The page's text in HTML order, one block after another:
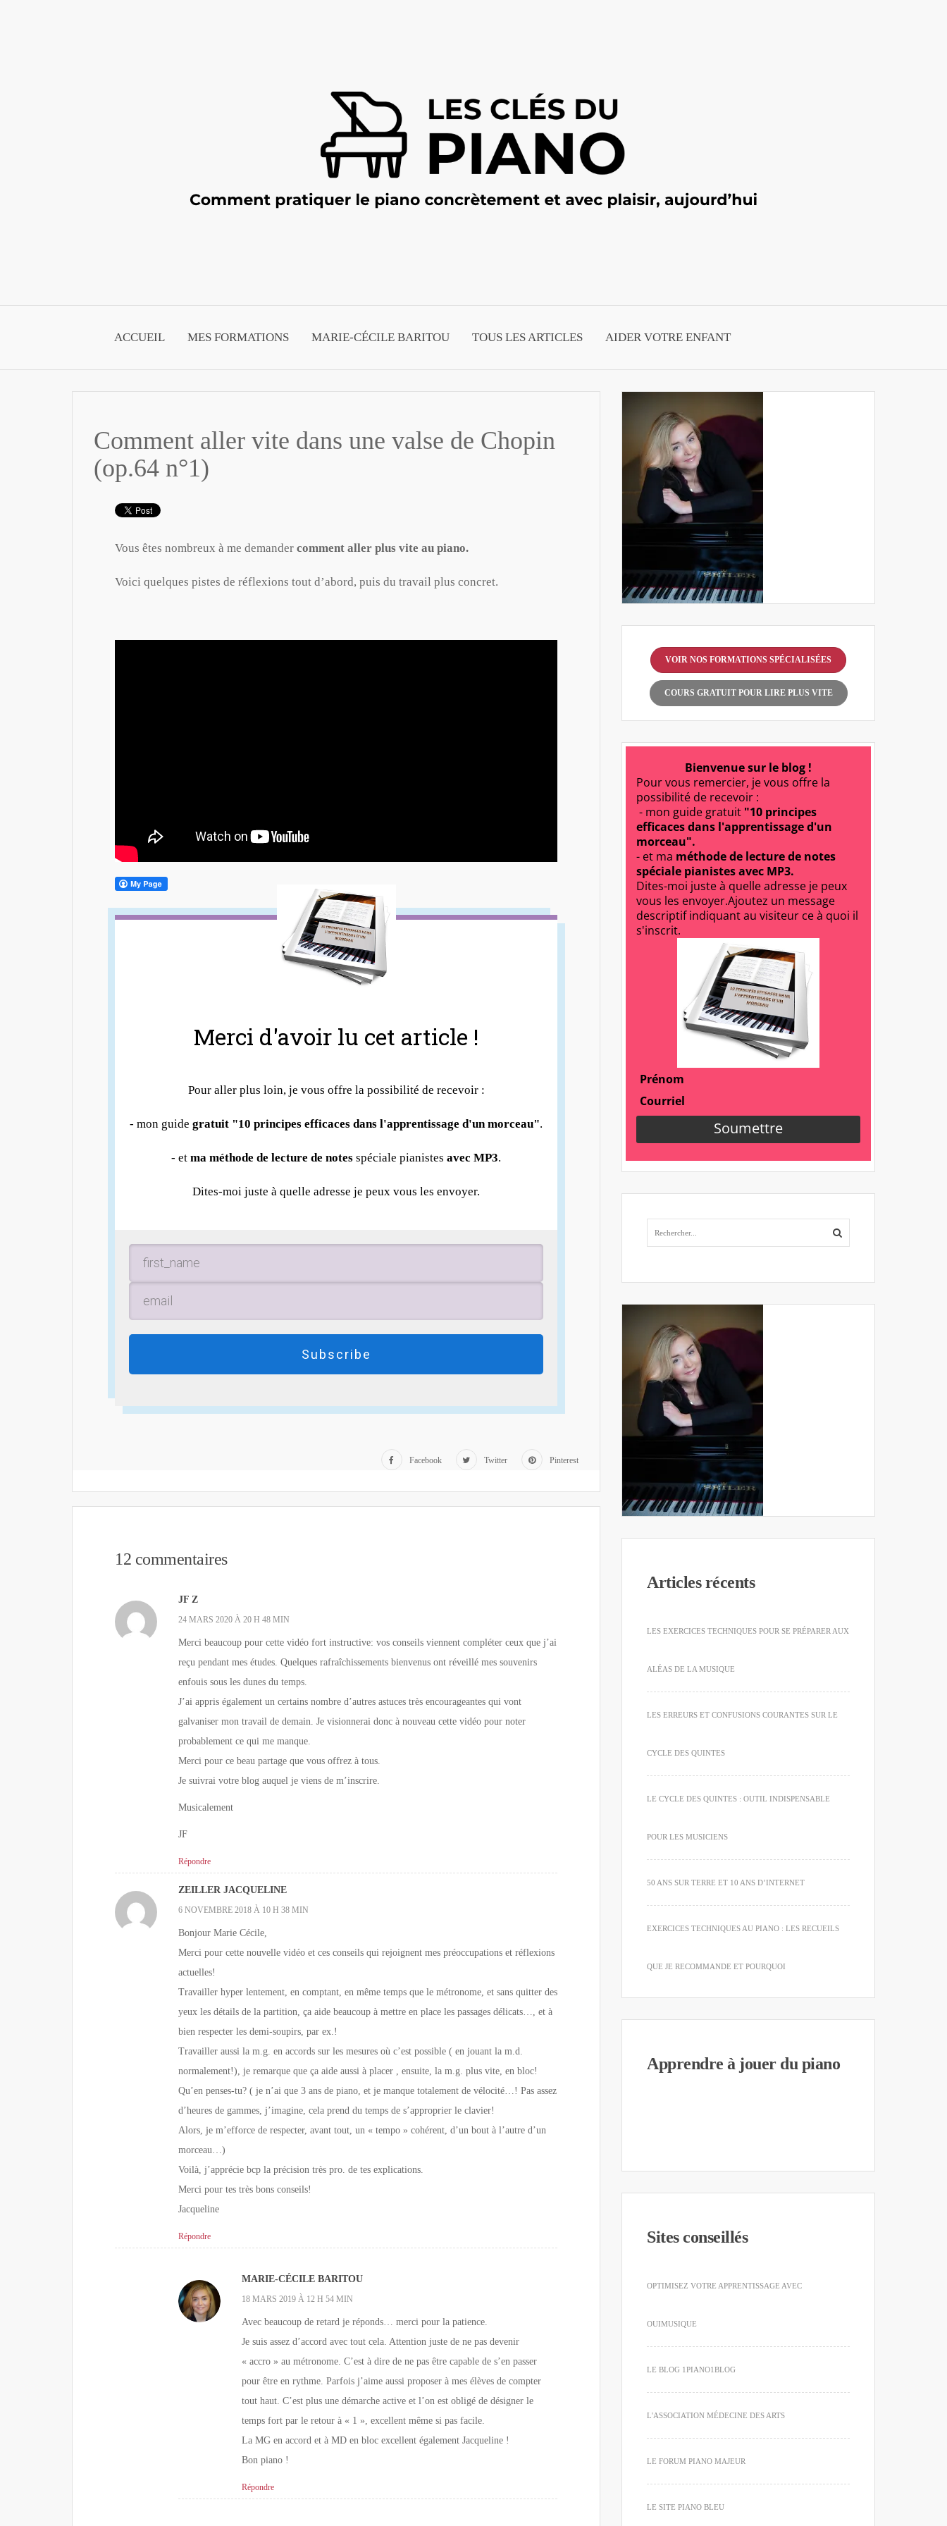
ACCUEIL MES FORMATIONS MARIE-CÉCILE BARITOU TOUS LES ARTICLES AIDER VOTRE ENFANT
Comment aller vite dans une valse de Chopin
(op.64 n°1)
Vous êtes nombreux à me demander comment aller plus vite au piano.
Voici quelques pistes de réflexions tout d’abord, puis du travail plus concret.
Merci d'avoir lu cet article !
Pour aller plus loin, je vous offre la possibilité de recevoir :
- mon guide gratuit "10 principes efficaces dans l'apprentissage d'un morceau".
- et ma méthode de lecture de notes spéciale pianistes avec MP3.
Dites-moi juste à quelle adresse je peux vous les envoyer.
Subscribe
Facebook Twitter Pinterest
12 commentaires
JF Z
24 MARS 2020 À 20 H 48 MIN
Merci beaucoup pour cette vidéo fort instructive: vos conseils viennent compléter ceux que j’ai
reçu pendant mes études. Quelques rafraîchissements bienvenus ont réveillé mes souvenirs
enfouis sous les dunes du temps.
J’ai appris également un certains nombre d’autres astuces très encourageantes qui vont
galvaniser mon travail de demain. Je visionnerai donc à nouveau cette vidéo pour noter
probablement ce qui me manque.
Merci pour ce beau partage que vous offrez à tous.
Je suivrai votre blog auquel je viens de m’inscrire.
Musicalement
JF
Répondre
ZEILLER JACQUELINE
6 NOVEMBRE 2018 À 10 H 38 MIN
Bonjour Marie Cécile,
Merci pour cette nouvelle vidéo et ces conseils qui rejoignent mes préoccupations et réflexions
actuelles!
Travailler hyper lentement, en comptant, en même temps que le métronome, et sans quitter des
yeux les détails de la partition, ça aide beaucoup à mettre en place les passages délicats…, et à
bien respecter les demi-soupirs, par ex.!
Travailler aussi la m.g. en accords sur les mesures où c’est possible ( en jouant la m.d.
normalement!), je remarque que ça aide aussi à placer , ensuite, la m.g. plus vite, en bloc!
Qu’en penses-tu? ( je n’ai que 3 ans de piano, et je manque totalement de vélocité…! Pas assez
d’heures de gammes, j’imagine, cela prend du temps de s’approprier le clavier!
Alors, je m’efforce de respecter, avant tout, un « tempo » cohérent, d’un bout à l’autre d’un
morceau…)
Voilà, j’apprécie bcp la précision très pro. de tes explications.
Merci pour tes très bons conseils!
Jacqueline
Répondre
MARIE-CÉCILE BARITOU
18 MARS 2019 À 12 H 54 MIN
Avec beaucoup de retard je réponds… merci pour la patience.
Je suis assez d’accord avec tout cela. Attention juste de ne pas devenir
« accro » au métronome. C’est à dire de ne pas être capable de s’en passer
pour être en rythme. Parfois j’aime aussi proposer à mes élèves de compter
tout haut. C’est plus une démarche active et l’on est obligé de désigner le
temps fort par le retour à « 1 », excellent même si pas facile.
La MG en accord et à MD en bloc excellent également Jacqueline !
Bon piano !
Répondre
VOIR NOS FORMATIONS SPÉCIALISÉES
COURS GRATUIT POUR LIRE PLUS VITE
Articles récents
LES EXERCICES TECHNIQUES POUR SE PRÉPARER AUX
ALÉAS DE LA MUSIQUE
LES ERREURS ET CONFUSIONS COURANTES SUR LE
CYCLE DES QUINTES
LE CYCLE DES QUINTES : OUTIL INDISPENSABLE
POUR LES MUSICIENS
50 ANS SUR TERRE ET 10 ANS D’INTERNET
EXERCICES TECHNIQUES AU PIANO : LES RECUEILS
QUE JE RECOMMANDE ET POURQUOI
Apprendre à jouer du piano
Sites conseillés
OPTIMISEZ VOTRE APPRENTISSAGE AVEC
OUIMUSIQUE
LE BLOG 1PIANO1BLOG
L'ASSOCIATION MÉDECINE DES ARTS
LE FORUM PIANO MAJEUR
LE SITE PIANO BLEU